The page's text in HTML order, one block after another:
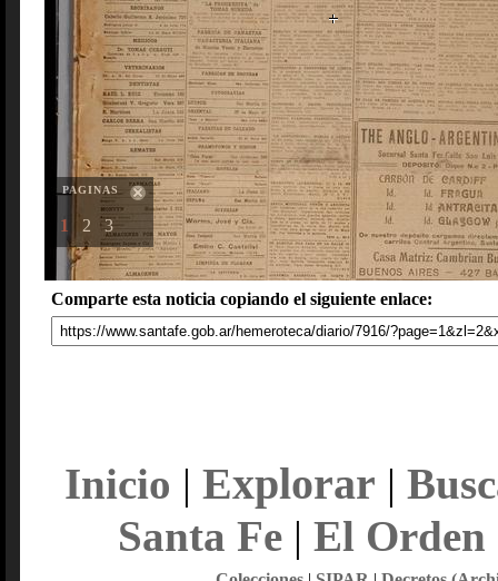
PAGINAS
1 2 3
Comparte esta noticia copiando el siguiente enlace:
Inicio | Explorar |
Santa Fe| El Orden